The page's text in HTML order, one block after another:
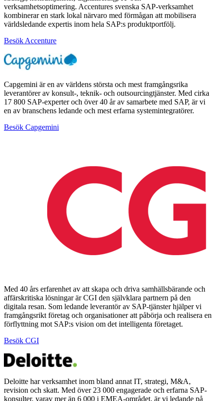
verksamhetsoptimering. Accentures svenska SAP-verksamhet
kombinerar en stark lokal närvaro med förmågan att mobilisera
världsledande expertis inom hela SAP:s produktportfölj.
Besök Accenture
Capgemini är en av världens största och mest framgångsrika
leverantörer av konsult-, teknik- och outsourcingtjänster. Med cirka
17 800 SAP-experter och över 40 år av samarbete med SAP, är vi
en av branschens ledande och mest erfarna systemintegratörer.
Besök Capgemini
Med 40 års erfarenhet av att skapa och driva samhällsbärande och
affärskritiska lösningar är CGI den självklara partnern på den
digitala resan. Som ledande leverantör av SAP-tjänster hjälper vi
framgångsrikt företag och organisationer att påbörja och realisera en
förflyttning mot SAP:s vision om det intelligenta företaget.
Besök CGI
Deloitte har verksamhet inom bland annat IT, strategi, M&A,
revision och skatt. Med över 23 000 engagerade och erfarna SAP-
konsulter, varav mer än 6 000 i EMEA-området, är vi ledande på